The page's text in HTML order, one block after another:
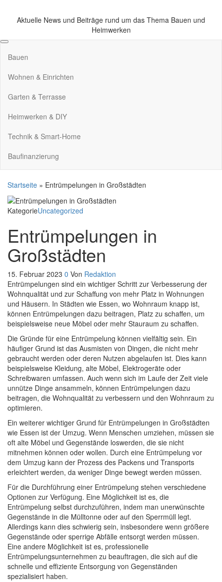
springenAktuelle News und Beiträge rund um das Thema Bauen und
Heimwerken
Bauen
Wohnen & Einrichten
Garten & Terrasse
Heimwerken & DIY
Technik & Smart-Home
Baufinanzierung
Startseite » Entrümpelungen in Großstädten
KategorieUncategorized
Entrümpelungen in
Großstädten
15. Februar 2023 0 Von Redaktion
Entrümpelungen sind ein wichtiger Schritt zur Verbesserung der
Wohnqualität und zur Schaffung von mehr Platz in Wohnungen
und Häusern. In Städten wie Essen, wo Wohnraum knapp ist,
können Entrümpelungen dazu beitragen, Platz zu schaffen, um
beispielsweise neue Möbel oder mehr Stauraum zu schaffen.
Die Gründe für eine Entrümpelung können vielfältig sein. Ein
häufiger Grund ist das Ausmisten von Dingen, die nicht mehr
gebraucht werden oder deren Nutzen abgelaufen ist. Dies kann
beispielsweise Kleidung, alte Möbel, Elektrogeräte oder
Schreibwaren umfassen. Auch wenn sich im Laufe der Zeit viele
unnütze Dinge ansammeln, können Entrümpelungen dazu
beitragen, die Wohnqualität zu verbessern und den Wohnraum zu
optimieren.
Ein weiterer wichtiger Grund für Entrümpelungen in Großstädten
wie Essen ist der Umzug. Wenn Menschen umziehen, müssen sie
oft alte Möbel und Gegenstände loswerden, die sie nicht
mitnehmen können oder wollen. Durch eine Entrümpelung vor
dem Umzug kann der Prozess des Packens und Transports
erleichtert werden, da weniger Dinge bewegt werden müssen.
Für die Durchführung einer Entrümpelung stehen verschiedene
Optionen zur Verfügung. Eine Möglichkeit ist es, die
Entrümpelung selbst durchzuführen, indem man unerwünschte
Gegenstände in die Mülltonne oder auf den Sperrmüll legt.
Allerdings kann dies schwierig sein, insbesondere wenn größere
Gegenstände oder sperrige Abfälle entsorgt werden müssen.
Eine andere Möglichkeit ist es, professionelle
Entrümpelungsunternehmen zu beauftragen, die sich auf die
schnelle und effiziente Entsorgung von Gegenständen
spezialisiert haben.